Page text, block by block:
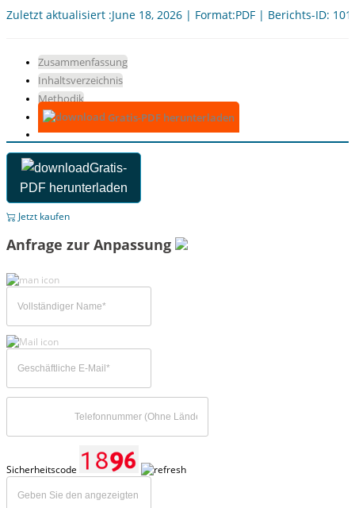
Zuletzt aktualisiert :June 18, 2026 | Format:PDF | Berichts-ID:
Zusammenfassung
Inhaltsverzeichnis
Methodik
Gratis-PDF herunterladen
Gratis-
PDF herunterladen
Jetzt kaufen
Anfrage zur Anpassung
Sicherheitscode